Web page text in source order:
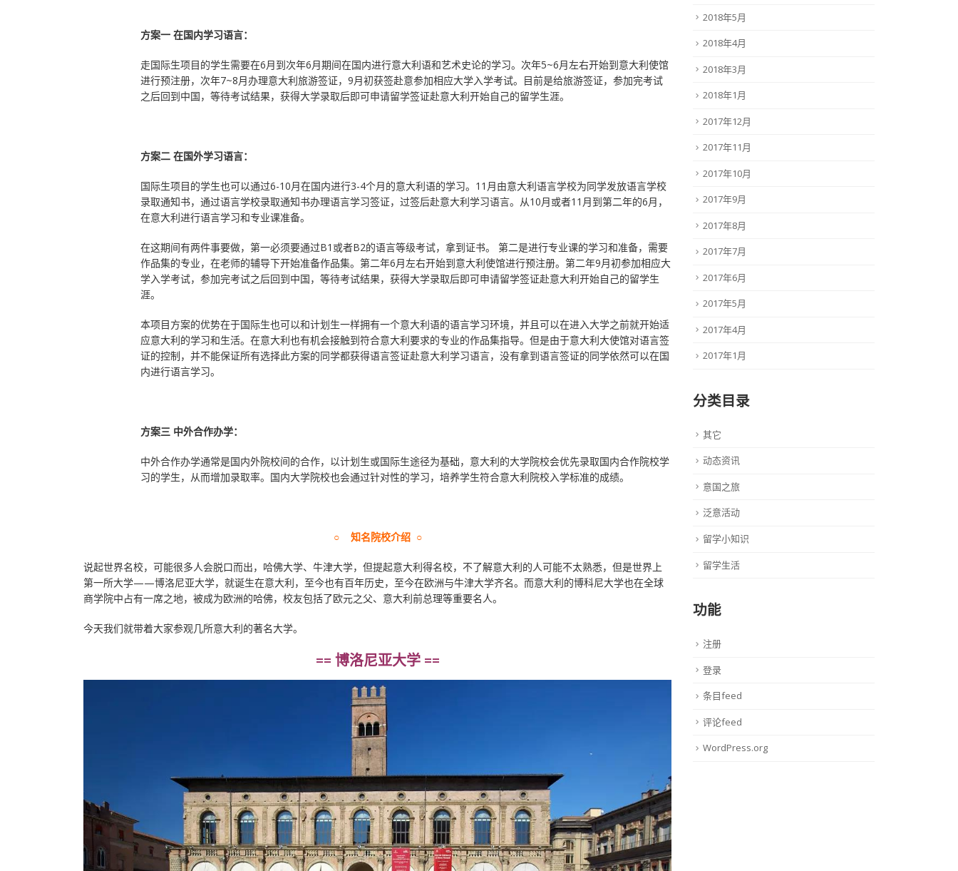
方案一 在国内学习语言：
走国际生项目的学生需要在6月到次年6月期间在国内进行意大利语和艺术史论的学习。次年5~6月左右开始到意大利使馆
进行预注册，次年7~8月办理意大利旅游签证，9月初获签赴意参加相应大学入学考试。目前是给旅游签证，参加完考试
之后回到中国，等待考试结果，获得大学录取后即可申请留学签证赴意大利开始自己的留学生涯。
方案二 在国外学习语言：
国际生项目的学生也可以通过6-10月在国内进行3-4个月的意大利语的学习。11月由意大利语言学校为同学发放语言学校
录取通知书，通过语言学校录取通知书办理语言学习签证，过签后赴意大利学习语言。从10月或者11月到第二年的6月，
在意大利进行语言学习和专业课准备。
在这期间有两件事要做，第一必须要通过B1或者B2的语言等级考试，拿到证书。 第二是进行专业课的学习和准备，需要
作品集的专业，在老师的辅导下开始准备作品集。第二年6月左右开始到意大利使馆进行预注册。第二年9月初参加相应大
学入学考试，参加完考试之后回到中国，等待考试结果，获得大学录取后即可申请留学签证赴意大利开始自己的留学生
涯。
本项目方案的优势在于国际生也可以和计划生一样拥有一个意大利语的语言学习环境，并且可以在进入大学之前就开始适
应意大利的学习和生活。在意大利也有机会接触到符合意大利要求的专业的作品集指导。但是由于意大利大使馆对语言签
证的控制，并不能保证所有选择此方案的同学都获得语言签证赴意大利学习语言，没有拿到语言签证的同学依然可以在国
内进行语言学习。
方案三 中外合作办学：
中外合作办学通常是国内外院校间的合作，以计划生或国际生途径为基础，意大利的大学院校会优先录取国内合作院校学
习的学生，从而增加录取率。国内大学院校也会通过针对性的学习，培养学生符合意大利院校入学标准的成绩。
○ 知名院校介绍 ○
说起世界名校，可能很多人会脱口而出，哈佛大学、牛津大学，但提起意大利得名校，不了解意大利的人可能不太熟悉，但是世界上
第一所大学——博洛尼亚大学，就诞生在意大利，至今也有百年历史，至今在欧洲与牛津大学齐名。而意大利的博科尼大学也在全球
商学院中占有一席之地，被成为欧洲的哈佛，校友包括了欧元之父、意大利前总理等重要名人。
今天我们就带着大家参观几所意大利的著名大学。
== 博洛尼亚大学 ==
2018年5月
2018年4月
2018年3月
2018年1月
2017年12月
2017年11月
2017年10月
2017年9月
2017年8月
2017年7月
2017年6月
2017年5月
2017年4月
2017年1月
分类目录
其它
动态资讯
意国之旅
泛意活动
留学小知识
留学生活
功能
注册
登录
条目feed
评论feed
WordPress.org